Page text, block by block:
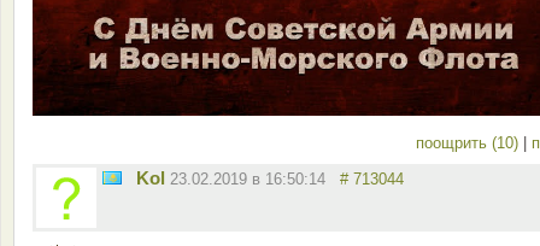
поощрить (10) |
Kol 23.02.2019 в 16:50:14 # 713044